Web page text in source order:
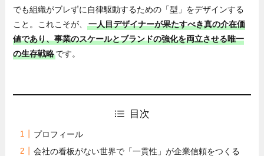
でも組織がブレずに自律駆動するための「型」をデザインする
こと。これこそが、一人目デザイナーが果たすべき真の介在価
値であり、事業のスケールとブランドの強化を両立させる唯一
の生存戦略です。
目次
プロフィール
会社の看板がない世界で「一貫性」が企業信頼をつくる